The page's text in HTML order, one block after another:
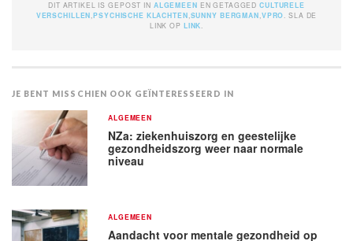
DIT ARTIKEL IS GEPOST IN ALGEMEEN EN GETAGGEDCULTURELE
VERSCHILLEN ,PSYCHISCHE KLACHTEN SUNNY BERGMAN VPRO . SLA DE
LINK OP LINK
JE BENT MISSCHIEN OOK GEÏNTERESSEERD IN
ALGEMEEN
NZa: ziekenhuiszorg en geestelijke
gezondheidszorg weer naar normale
niveau
ALGEMEEN
Aandacht voor mentale gezondheid op